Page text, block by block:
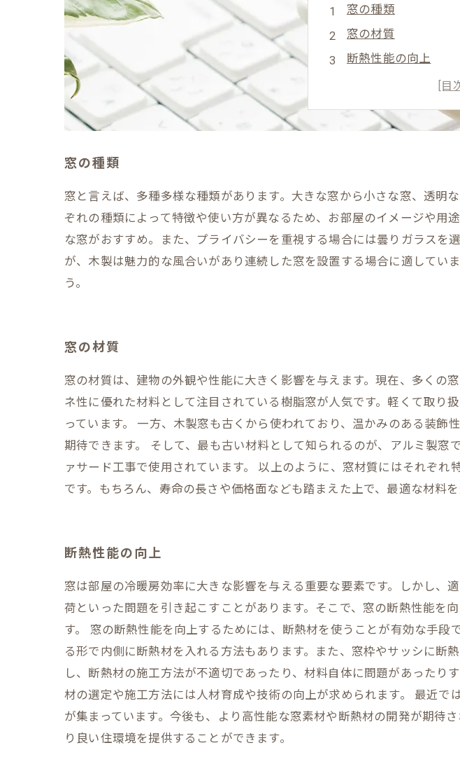
窓の種類
窓の材質
断熱性能の向上
デザイン性
窓の種類
窓と言えば、多種多様な種類があります。大きな窓から小さな窓、透明
ぞれの種類によって特徴や使い方が異なるため、お部屋のイメージや用
な窓がおすすめ。また、プライバシーを重視する場合には曇りガラス
が、木製は魅力的な風合いがあり連続した窓を設置する場合に適してい
う。
窓の材質
窓の材質は、建物の外観や性能に大きく影響を与えます。現在、多くの
ネ性に優れた材料として注目されている樹脂窓が人気です。軽くて取り
っています。 一方、木製窓も古くから使われており、温かみのある装
期待できます。 そして、最も古い材料として知られるのが、アルミ製
ァサード工事で使用されています。 以上のように、窓材質にはそれぞ
です。もちろん、寿命の長さや価格面なども踏まえた上で、最適な材料を
断熱性能の向上
窓は部屋の冷暖房効率に大きな影響を与える重要な要素です。しかし、
荷といった問題を引き起こすことがあります。そこで、窓の断熱性能を
す。 窓の断熱性能を向上するためには、断熱材を使うことが有効な手
る形で内側に断熱材を入れる方法もあります。また、窓枠やサッシに断
し、断熱材の施工方法が不適切であったり、材料自体に問題があったり
材の選定や施工方法には人材育成や技術の向上が求められます。 最近
が集まっています。今後も、より高性能な窓素材や断熱材の開発が期待
り良い住環境を提供することができます。